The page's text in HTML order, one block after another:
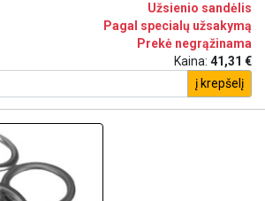
Užsienio sandėlis
Pagal specialų užsakymą
Prekė negrąžinama
Kaina: 41,31 €
į krepšelį